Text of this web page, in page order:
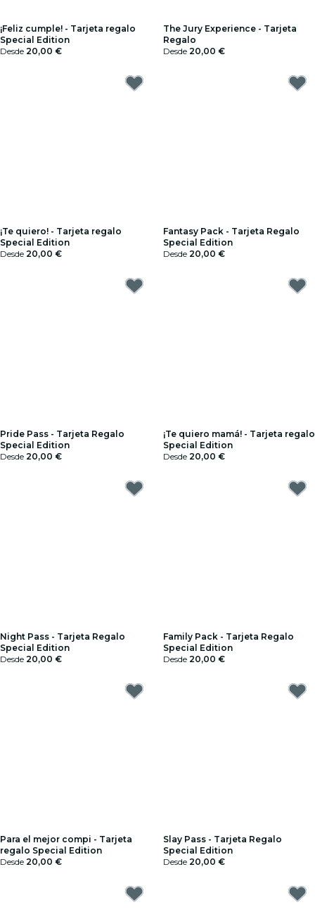
¡Feliz cumple! - Tarjeta regalo
Special Edition
Desde 20,00 €
The Jury Experience - Tarjeta
Regalo
Desde 20,00 €
¡Te quiero! - Tarjeta regalo
Special Edition
Desde 20,00 €
Fantasy Pack - Tarjeta Regalo
Special Edition
Desde 20,00 €
Pride Pass - Tarjeta Regalo
Special Edition
Desde 20,00 €
¡Te quiero mamá! - Tarjeta regalo
Special Edition
Desde 20,00 €
Night Pass - Tarjeta Regalo
Special Edition
Desde 20,00 €
Family Pack - Tarjeta Regalo
Special Edition
Desde 20,00 €
Para el mejor compi - Tarjeta
regalo Special Edition
Desde 20,00 €
Slay Pass - Tarjeta Regalo
Special Edition
Desde 20,00 €